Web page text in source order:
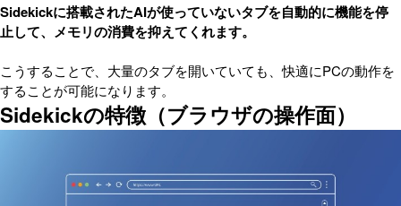
Sidekickに搭載されたAIが使っていないタブを自動的に機能を停
止して、メモリの消費を抑えてくれます。
こうすることで、大量のタブを開いていても、快適にPCの動作を
することが可能になります。
Sidekickの特徴（ブラウザの操作面）